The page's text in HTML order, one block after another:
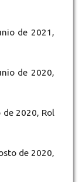
de 2021,
de 2020,
de 2020, Rol
de 2020,